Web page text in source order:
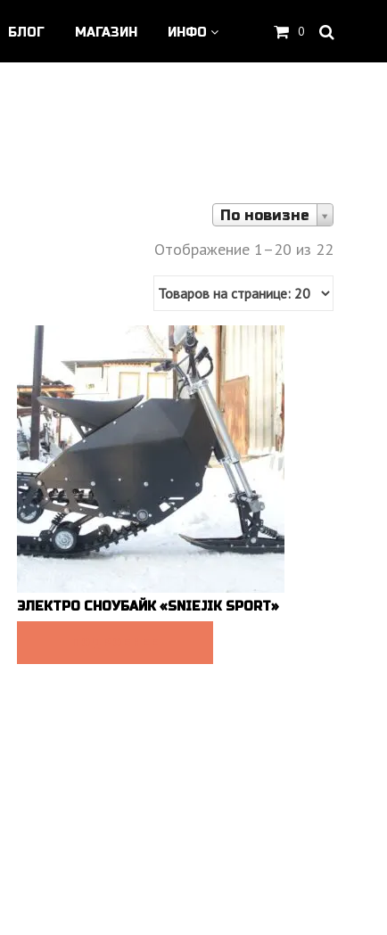
0
БЛОГ МАГАЗИН ИНФО
По новизне
Отображение 1–20 из 22
ЭЛЕКТРО СНОУБАЙК «SNIEJIK SPORT»